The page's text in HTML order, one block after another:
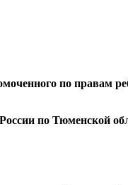
по правам
по Тюменской